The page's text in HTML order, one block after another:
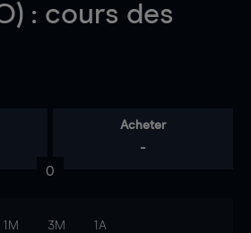
: cours des
Acheter
-
0
1M 3M 1A